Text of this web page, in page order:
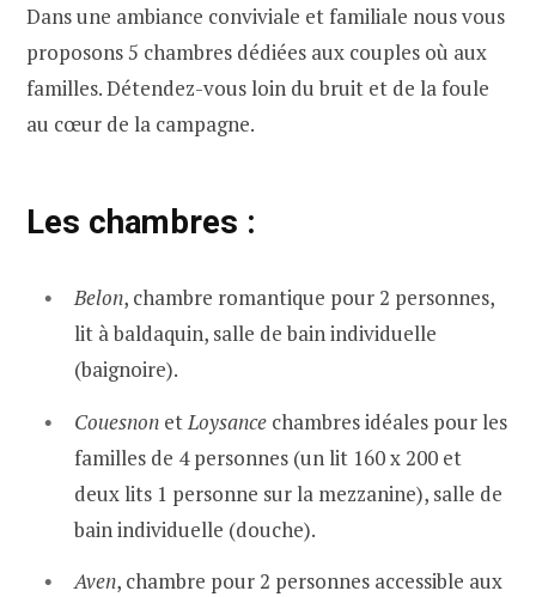
Dans une ambiance conviviale et familiale nous vous
proposons 5 chambres dédiées aux couples où aux
familles. Détendez-vous loin du bruit et de la foule
au cœur de la campagne.
Les chambres :
Belon, chambre romantique pour 2 personnes,
lit à baldaquin, salle de bain individuelle
(baignoire).
Couesnon etLoysance chambres idéales pour les
familles de 4 personnes (un lit 160 x 200 et
deux lits 1 personne sur la mezzanine), salle de
bain individuelle (douche).
Aven, chambre pour 2 personnes accessible aux